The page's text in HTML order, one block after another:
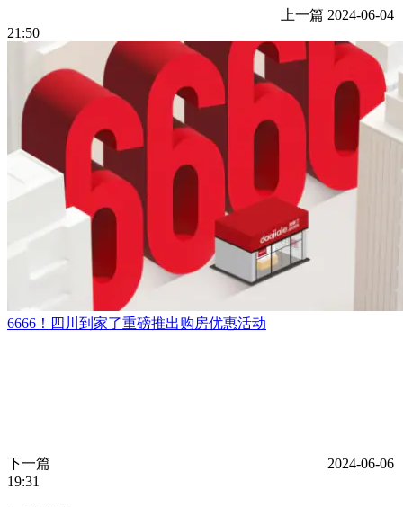
上一篇 2024-06-04
21:50
6666！四川到家了重磅推出购房优惠活动
下一篇
2024-06-06
19:31